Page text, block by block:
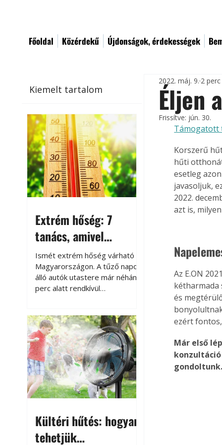
Főoldal Közérdekű Újdonságok, érdekességek
Kiemelt tartalom
Extrém hőség: 7
tanács, amivel
megóvhatjuk
autónkat a nyári
károktól
Ismét extrém hőség várható
Magyarországon. A tűző napon
álló autók utastere már néhány
perc alatt rendkívül
megközelítheti. Ez nemcsak a
beszállást teszi kellemetlenné,
hanem az autó állapotára és a
benne hagyott tárgyakra is
káros hatással lehet. Néhány
egyszerű óvintézkedéssel
azonban jelentősen
csökkenthetjük a hőség káros
Kültéri hűtés: hogyan
tehetjük
Éljen
2022. máj. 9. 2
Frissítve: jún. 30.
Támogatott
Korszerű
hűti
esetleg
javasoljuk,
2022.
azt is,
Az E.ON
és
ezért
Már első
gondoltunk.